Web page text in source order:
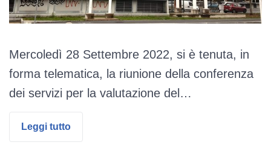
Mercoledì 28 Settembre 2022, si è tenuta, in
forma telematica, la riunione della conferenza
dei servizi per la valutazione del…
Leggi tutto